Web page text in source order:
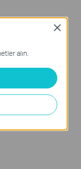
alın.
Close